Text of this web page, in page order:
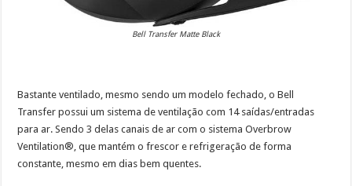
Bell Transfer Matte Black
Bastante ventilado, mesmo sendo um modelo fechado, o Bell
Transfer possui um sistema de ventilação com 14 saídas/entradas
para ar. Sendo 3 delas canais de ar com o sistema Overbrow
Ventilation®, que mantém o frescor e refrigeração de forma
constante, mesmo em dias bem quentes.